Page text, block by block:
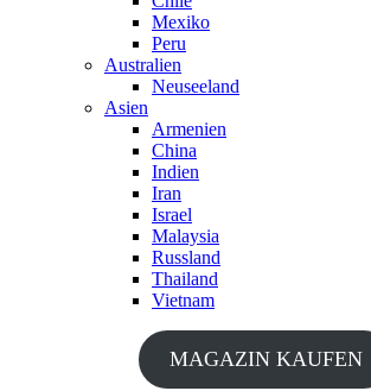
Mexiko
Peru
Australien
Neuseeland
Asien
Armenien
China
Indien
Iran
Israel
Malaysia
Russland
Thailand
Vietnam
MAGAZIN KAUFEN